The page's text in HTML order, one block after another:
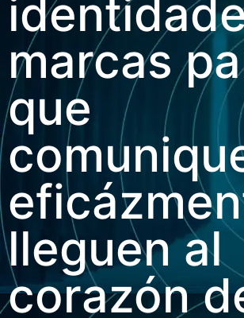
marcas
que
lleguen al
corazón